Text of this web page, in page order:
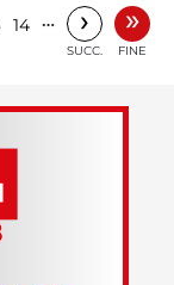
14 … ›
SUCC.
»
FINE